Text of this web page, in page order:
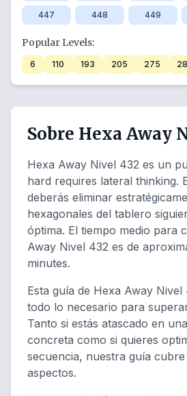
447 448 449
Popular Levels:
6 110 193 205 275
Sobre Hexa Away
Hexa Away Nivel 432 es un
hard requires lateral thinking.
deberás eliminar
hexagonales del tablero
óptima. El tiempo medio para
Away Nivel 432 es de
minutes.
Esta guía de Hexa Away Nivel
todo lo necesario para
Tanto si estás atascado en
concreta como si quieres
secuencia, nuestra guía
aspectos.